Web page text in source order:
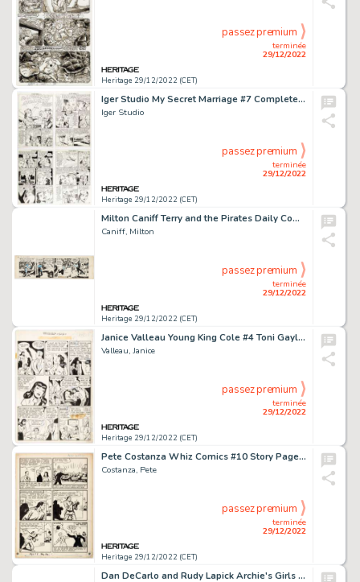
Heritage 29/12/2022 (CET)
terminée
29/12/2022
passez premium
Iger Studio My Secret Marriage #7 Complete 7-Page Story Original Art (Superior, 1954).... (Total: 7 Original Art)
Iger Studio
Heritage 29/12/2022 (CET)
terminée
29/12/2022
passez premium
Milton Caniff Terry and the Pirates Daily Comic Strip Original Art dated 5-8-35 (Chicago Tribune, 1935). ...
Caniff, Milton
Heritage 29/12/2022 (CET)
terminée
29/12/2022
passez premium
Janice Valleau Young King Cole #4 Toni Gayle Story Page 11 Original Art (Novelty Press, 1946). ...
Valleau, Janice
Heritage 29/12/2022 (CET)
terminée
29/12/2022
passez premium
Pete Costanza Whiz Comics #10 Story Page 2 Ibis the Invincible Original Art (Fawcett, 1940)....
Costanza, Pete
Heritage 29/12/2022 (CET)
terminée
29/12/2022
passez premium
Dan DeCarlo and Rudy Lapick Archie's Girls Betty and Veronica #142 Complete 6-Page Story "New Girl in Town" Origin... (Total: 6 Original Art)